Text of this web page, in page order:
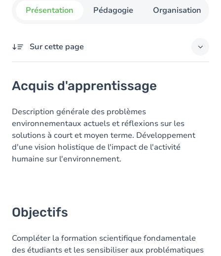
Présentation Pédagogie Organisation
Sur cette page
Objectifs
Contenu
Acquis d'apprentissage
Description générale des problèmes
environnementaux actuels et réflexions sur les
solutions à court et moyen terme. Développement
d'une vision holistique de l'impact de l'activité
humaine sur l'environnement.
Objectifs
Compléter la formation scientifique fondamentale
des étudiants et les sensibiliser aux problématiques